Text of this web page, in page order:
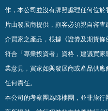
作，本公司並沒有牌照處理任何位於
片由發展商提供，顧客必須親自審
介買家之產品，根據《證劵及期貨
符合「專業投資者」資格，建議買
業意見，買家如與發展商或產品供
任何責任。
本公司的考察團為睇樓團，並非旅